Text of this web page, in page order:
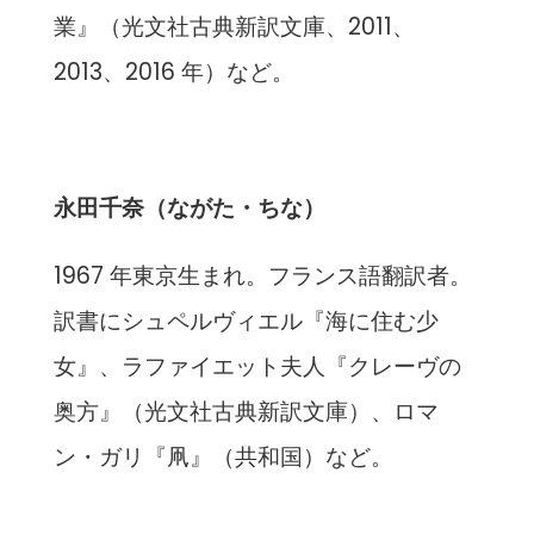
業』（光文社古典新訳文庫、2011、
2013、2016 年）など。
永田千奈（ながた・ちな）
1967 年東京生まれ。フランス語翻訳者。
訳書にシュペルヴィエル『海に住む少
女』、ラファイエット夫人『クレーヴの
奥方』（光文社古典新訳文庫）、ロマ
ン・ガリ『凧』（共和国）など。